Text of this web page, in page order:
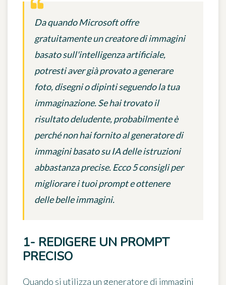
Da quando Microsoft offre
gratuitamente un creatore di immagini
basato sull'intelligenza artificiale,
potresti aver già provato a generare
foto, disegni o dipinti seguendo la tua
immaginazione. Se hai trovato il
risultato deludente, probabilmente è
perché non hai fornito al generatore di
immagini basato su IA delle istruzioni
abbastanza precise. Ecco 5 consigli per
migliorare i tuoi prompt e ottenere
delle belle immagini.
1- REDIGERE UN PROMPT
PRECISO
Quando si utilizza un generatore di immagini